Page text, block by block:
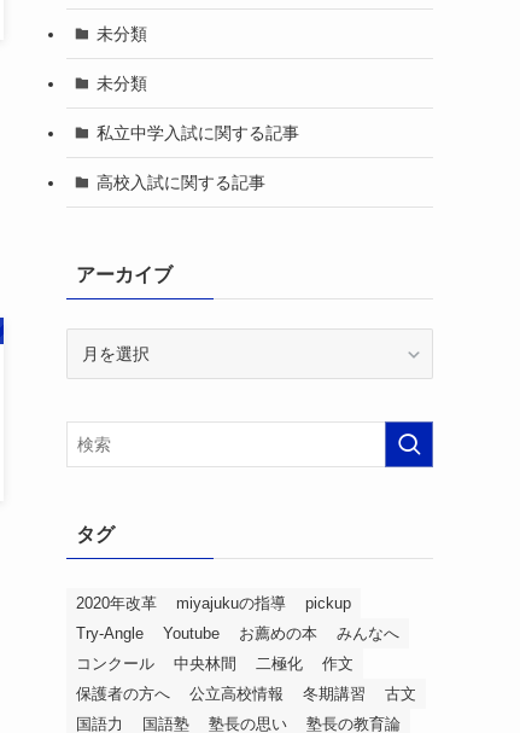
未分類
未分類
私立中学入試に関する記事
高校入試に関する記事
アーカイブ
イ
ブ
タグ
2020年改革 miyajukuの指導
pickup
Try-Angle
Youtube お薦めの本
みんなへ
コンクール
中央林間 二極化
作文
保護者の方へ
公立高校情報 冬期講習
古文
国語力
国語塾 塾長の思い 塾長の教育論